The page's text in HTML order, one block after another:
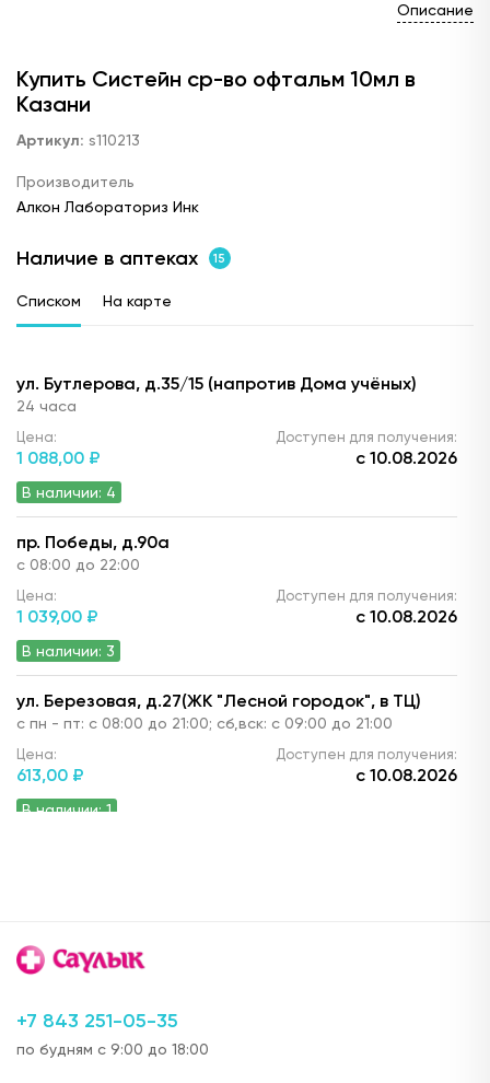
Описание
Купить Систейн ср-во офтальм 10мл в
Казани
Артикул: s110213
Производитель
Алкон Лабораториз Инк
Наличие в аптеках 15
Списком На карте
ул. Бутлерова, д.35/15 (напротив Дома учёных)
24 часа
Цена:
1 088,00 ₽
Доступен для получения:
с 10.08.2026
В наличии: 4
пр. Победы, д.90а
с 08:00 до 22:00
Цена:
1 039,00 ₽
Доступен для получения:
с 10.08.2026
В наличии: 3
ул. Березовая, д.27(ЖК "Лесной городок", в ТЦ)
с пн - пт: с 08:00 до 21:00; сб,вск: с 09:00 до 21:00
Цена:
613,00 ₽
Доступен для получения:
с 10.08.2026
В наличии: 1
636, 00 ₽
ул. Чапаева, д.40
+7 843 251-05-35
по будням с 9:00 до 18:00